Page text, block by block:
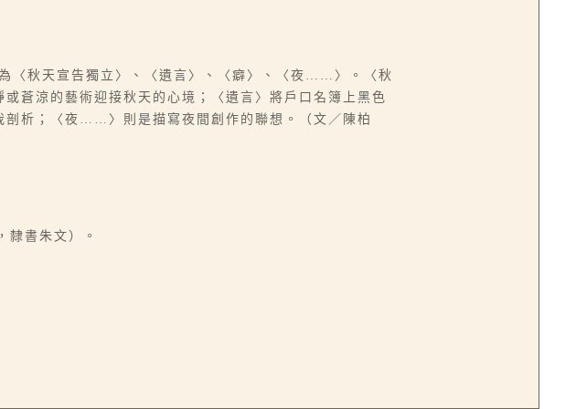
〈秋天宣告獨立〉、〈遺言〉、〈癖〉、〈夜……〉。〈秋
蒼涼的藝術迎接秋天的心境；〈遺言〉將戶口名簿上黑色
剖析；〈夜……〉則是描寫夜間創作的聯想。（文／陳柏
隸書朱文）。